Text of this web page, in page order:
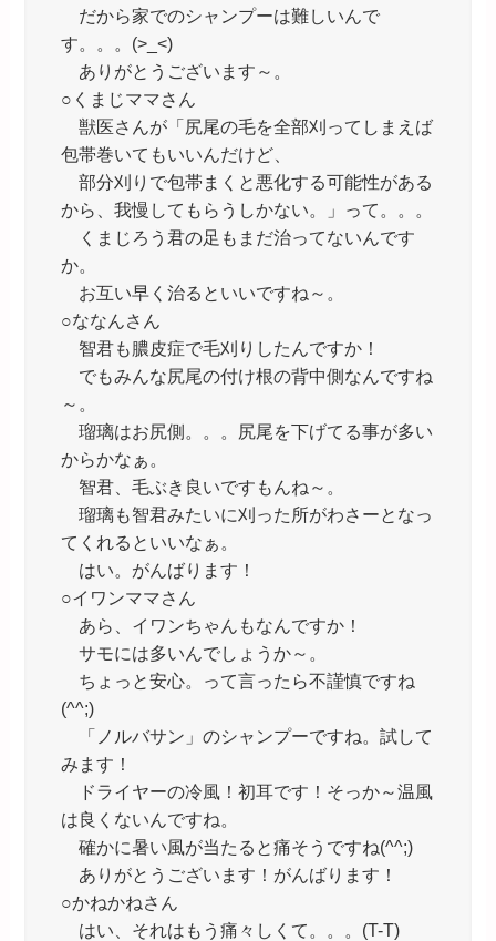
だから家でのシャンプーは難しいんで
す。。。(>_<)
ありがとうございます～。
○くまじママさん
獣医さんが「尻尾の毛を全部刈ってしまえば
包帯巻いてもいいんだけど、
部分刈りで包帯まくと悪化する可能性がある
から、我慢してもらうしかない。」って。。。
くまじろう君の足もまだ治ってないんです
か。
お互い早く治るといいですね～。
○ななんさん
智君も膿皮症で毛刈りしたんですか！
でもみんな尻尾の付け根の背中側なんですね
～。
瑠璃はお尻側。。。尻尾を下げてる事が多い
からかなぁ。
智君、毛ぶき良いですもんね～。
瑠璃も智君みたいに刈った所がわさーとなっ
てくれるといいなぁ。
はい。がんばります！
○イワンママさん
あら、イワンちゃんもなんですか！
サモには多いんでしょうか～。
ちょっと安心。って言ったら不謹慎ですね
(^^;)
「ノルバサン」のシャンプーですね。試して
みます！
ドライヤーの冷風！初耳です！そっか～温風
は良くないんですね。
確かに暑い風が当たると痛そうですね(^^;)
ありがとうございます！がんばります！
○かねかねさん
はい、それはもう痛々しくて。。。(T-T)